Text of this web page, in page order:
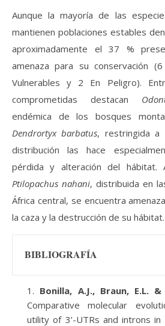
Aunque la mayoría de las
mantienen poblaciones estables
aproximadamente el 37 %
amenaza para su conservación
Vulnerables y 2 En Peligro).
comprometidas destacan
endémica de los bosques
Dendrortyx barbatus, restringida a
distribución las hace
pérdida y alteración del hábitat.
Ptilopachus nahani, distribuida en
África central, se encuentra
la caza y la destrucción de su hábitat.
BIBLIOGRAFÍA
Bonilla, A.J., Braun, E.L.
Comparative molecular
utility of 3’-UTRs and introns in